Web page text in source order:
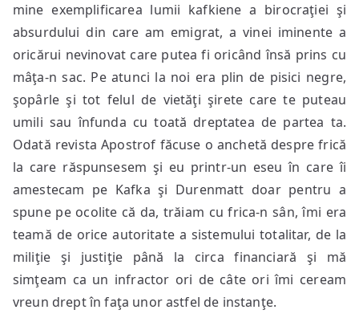
mine exemplificarea lumii kafkiene a birocraţiei şi
absurdului din care am emigrat, a vinei iminente a
oricărui nevinovat care putea fi oricând însă prins cu
mâţa-n sac. Pe atunci la noi era plin de pisici negre,
şopârle şi tot felul de vietăţi şirete care te puteau
umili sau înfunda cu toată dreptatea de partea ta.
Odată revista Apostrof făcuse o anchetă despre frică
la care răspunsesem şi eu printr-un eseu în care îi
amestecam pe Kafka şi Durenmatt doar pentru a
spune pe ocolite că da, trăiam cu frica-n sân, îmi era
teamă de orice autoritate a sistemului totalitar, de la
miliţie şi justiţie până la circa financiară şi mă
simţeam ca un infractor ori de câte ori îmi ceream
vreun drept în faţa unor astfel de instanţe.